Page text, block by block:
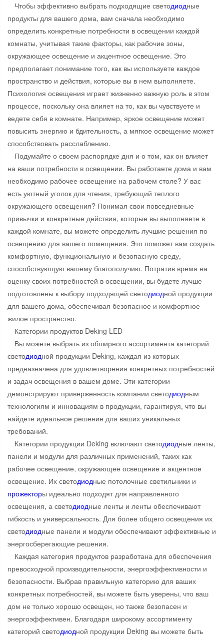
Чтобы эффективно выбрать подходящие светодиодные
продукты для вашего дома, вам сначала необходимо
определить конкретные потребности в освещении каждой
комнаты, учитывая такие факторы, как рабочие зоны,
окружающее освещение и акцентное освещение. Это
предполагает понимание того, как вы используете каждое
пространство и действия, которые вы в нем выполняете.
Психология освещения играет жизненно важную роль в этом
процессе, поскольку она влияет на то, как вы чувствуете и
ведете себя в комнате. Например, яркое освещение может
повысить энергию и бдительность, а мягкое освещение может
способствовать расслаблению.
Подумайте о своем распорядке дня и о том, как он влияет
на ваши потребности в освещении. Вы работаете дома и вам
необходимо рабочее освещение на рабочем столе? У вас
есть уютный уголок для чтения, требующий теплого
окружающего освещения? Понимая свои повседневные
привычки и конкретные действия, которые вы выполняете в
каждой комнате, вы можете определить лучшие решения по
освещению для вашего помещения. Это поможет вам создать
комфортную, функциональную и безопасную среду,
способствующую вашему благополучию. Потратив время на
оценку своих потребностей в освещении, вы будете лучше
подготовлены к выбору подходящей светодиодной продукции
для вашего дома, обеспечивая безопасное и комфортное
жилое пространство.
Категории продуктов Deking LED
Вы можете выбрать из обширного ассортимента категорий
светодиодной продукции Deking, каждая из которых
предназначена для удовлетворения конкретных потребностей
и задач освещения в вашем доме. Эти категории
демонстрируют приверженность компании светодиодным
технологиям и инновациям в продукции, гарантируя, что вы
найдете идеальное решение для ваших уникальных
требований.
Категории продукции Deking включают светодиодные ленты,
панели и модули для различных применений, таких как
рабочее освещение, окружающее освещение и акцентное
освещение. Их светодиодные потолочные светильники и
прожекторы идеально подходят для направленного
освещения, а светодиодные ленты и ленты обеспечивают
гибкость и универсальность. Для более общего освещения их
светодиодные панели и модули обеспечивают эффективные и
энергосберегающие решения.
Каждая категория продуктов разработана для обеспечения
превосходной производительности, энергоэффективности и
безопасности. Выбрав правильную категорию для ваших
конкретных потребностей, вы можете быть уверены, что ваш
дом не только хорошо освещен, но также безопасен и
энергоэффективен. Благодаря широкому ассортименту
категорий светодиодной продукции Deking вы можете быть